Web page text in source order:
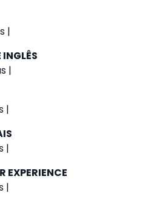
|
|
|
|
EXPERIENCE
|